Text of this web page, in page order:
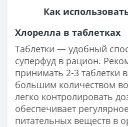
Как
Хлорелла в таблетках
Таблетки — удобный
суперфуд в рацион.
принимать 2-3 таблетки
большим количеством
легко контролировать
обеспечивает
питательных веществ в